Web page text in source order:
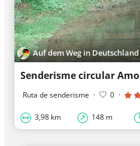
Auf dem Weg in Deutschland
Ruta de senderisme · 0 ·
3,98 km 148 m